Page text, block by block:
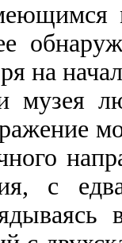
на
музея
с